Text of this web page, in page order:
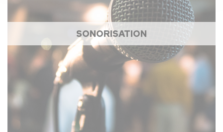
SONORISATION